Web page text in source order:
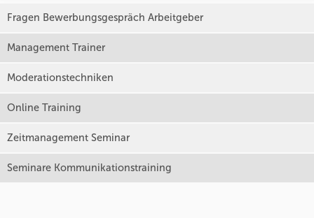
Fragen Bewerbungsgespräch Arbeitgeber
Management Trainer
Moderationstechniken
Online Training
Zeitmanagement Seminar
Seminare Kommunikationstraining